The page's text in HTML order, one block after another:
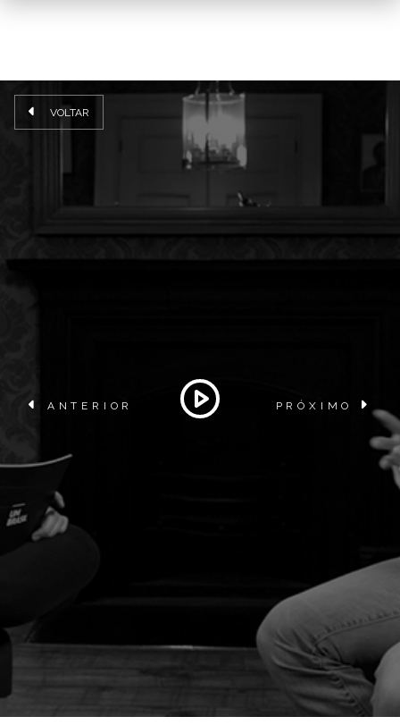
VOLTAR
ANTERIOR PRÓXIMO